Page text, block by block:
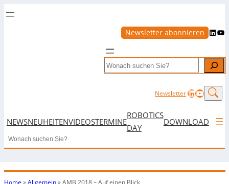
Newsletter abonnieren LinkedIn YouTube
Search
NewsletterLinkedIn
NEWSNEUHEITENVIDEOSTERMINE
ROBOTICS
DAY
DOWNLOAD
Search
Home »Allgemein»AMB 2018 – Auf einen Blick